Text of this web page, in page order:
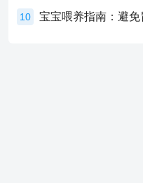
10 宝宝喂养指南：避